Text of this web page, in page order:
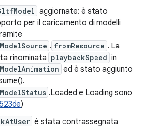
aggiornate: è stato
per il caricamento di modelli
. fromResource . La
rinominata playbackSpeed in
ed è stato aggiunto
.Loaded e Loading sono
)
è stata contrassegnata